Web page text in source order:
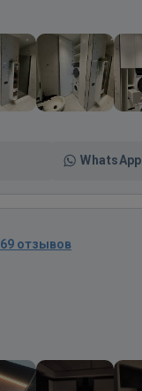
WhatsApp
69 отзывов